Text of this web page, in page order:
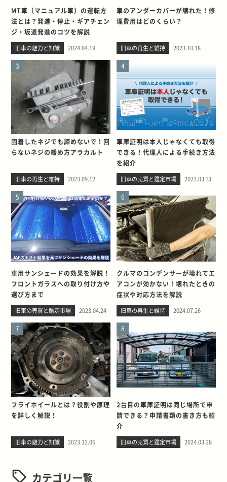
MT車（マニュアル車）の運転方
法とは？発進・停止・ギアチェン
ジ・坂道発進のコツを解説
旧車の魅力と知識 2024.04.19
車のアンダーカバーが壊れた！修
理費用はどのくらい？
旧車の再生と維持 2023.10.18
3
固着したネジでも諦めないで！回
らないネジの緩め方アラカルト
旧車の再生と維持 2023.09.12
4
車庫証明は本人じゃなくても取得
できる！代理人による手続き方法
を紹介
旧車の売買と鑑定市場 2023.03.31
5
車用サンシェードの効果を解説！
フロントガラスへの取り付け方や
選び方まで
旧車の売買と鑑定市場 2023.04.24
6
クルマのコンデンサーが壊れてエ
アコンが効かない！壊れたときの
症状や対応方法を解説
旧車の再生と維持 2024.07.26
7
フライホイールとは？役割や原理
を詳しく解説！
旧車の魅力と知識 2023.12.06
8
2台目の車庫証明は同じ場所で申
請できる？申請書類の書き方も紹
介
旧車の売買と鑑定市場 2024.03.28
カテゴリ一覧